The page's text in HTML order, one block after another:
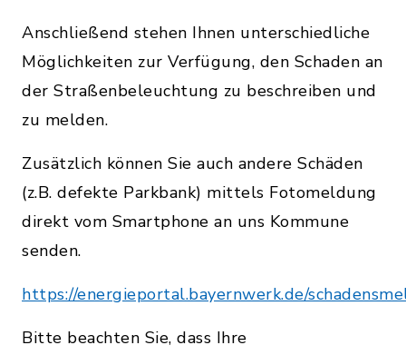
Anschließend stehen Ihnen unterschiedliche
Möglichkeiten zur Verfügung, den Schaden an
der Straßenbeleuchtung zu beschreiben und
zu melden.
Zusätzlich können Sie auch andere Schäden
(z.B. defekte Parkbank) mittels Fotomeldung
direkt vom Smartphone an uns Kommune
senden.
https://energieportal.bayernwerk.de/
Bitte beachten Sie, dass Ihre